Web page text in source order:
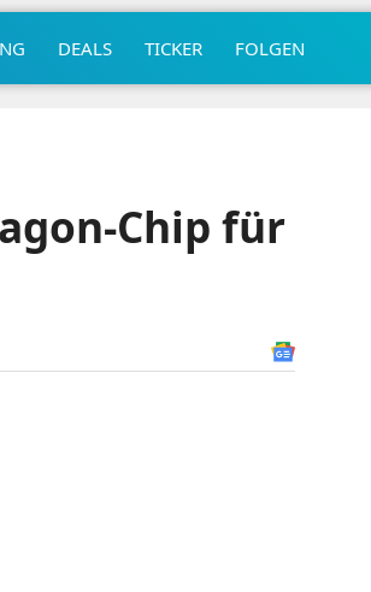
DEALS TICKER FOLGEN
Chip für